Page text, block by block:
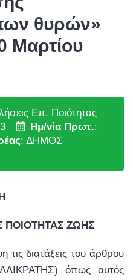
θυρών»
Μαρτίου
Επ. Ποιότητας
Ημ/νία Πρωτ.:
: ΔΗΜΟΣ
ΠΟΙΟΤΗΤΑΣ ΖΩΗΣ
του άρθρου
όπως αυτός